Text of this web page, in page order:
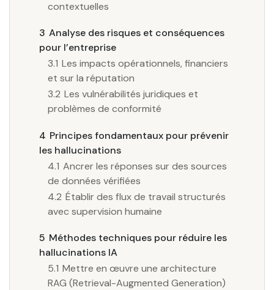
contextuelles
3 Analyse des risques et conséquences
pour l’entreprise
3.1 Les impacts opérationnels, financiers
et sur la réputation
3.2 Les vulnérabilités juridiques et
problèmes de conformité
4 Principes fondamentaux pour prévenir
les hallucinations
4.1 Ancrer les réponses sur des sources
de données vérifiées
4.2 Établir des flux de travail structurés
avec supervision humaine
5 Méthodes techniques pour réduire les
hallucinations IA
5.1 Mettre en œuvre une architecture
RAG (Retrieval-Augmented Generation)